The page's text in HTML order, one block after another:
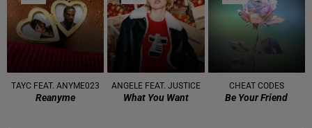
TAYC FEAT. ANYME023
Reanyme
ANGELE FEAT. JUSTICE
What You Want
CHEAT CODES
Be Your Friend